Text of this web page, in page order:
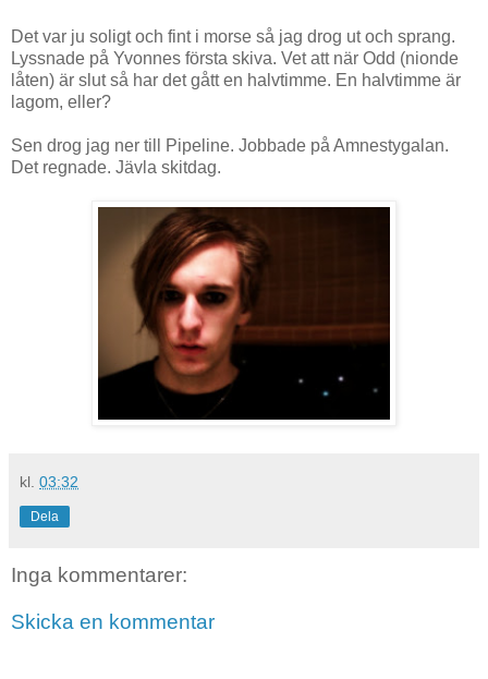
Det var ju soligt och fint i morse så jag drog ut och sprang.
Lyssnade på Yvonnes första skiva. Vet att när Odd (nionde
låten) är slut så har det gått en halvtimme. En halvtimme är
lagom, eller?
Sen drog jag ner till Pipeline. Jobbade på Amnestygalan.
Det regnade. Jävla skitdag.
kl. 03:32
Dela
Inga kommentarer:
Skicka en kommentar